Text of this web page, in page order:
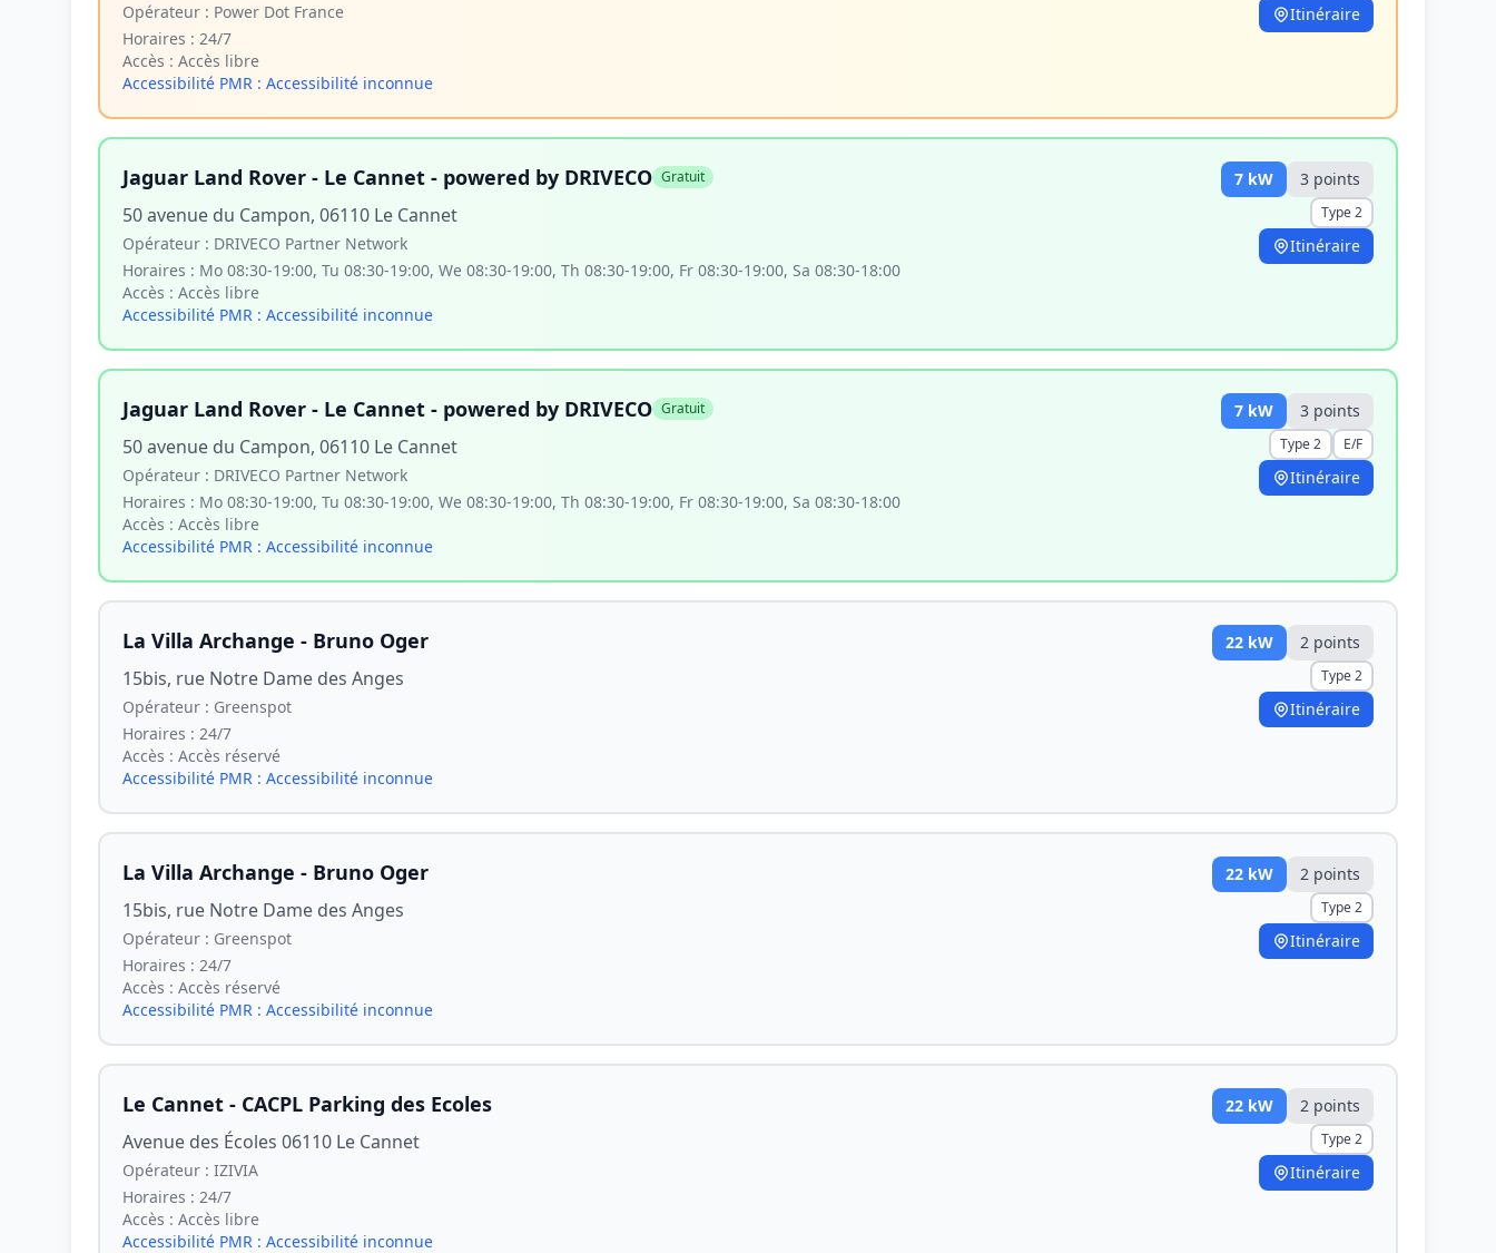
Opérateur : Power Dot France
Horaires : 24/7
Accès : Accès libre
Accessibilité PMR : Accessibilité inconnue
Itinéraire
Jaguar Land Rover - Le Cannet - powered by DRIVECO Gratuit
50 avenue du Campon, 06110 Le Cannet
Opérateur : DRIVECO Partner Network
Horaires : Mo 08:30-19:00, Tu 08:30-19:00, We 08:30-19:00, Th 08:30-19:00, Fr 08:30-19:00, Sa 08:30-18:00
Accès : Accès libre
Accessibilité PMR : Accessibilité inconnue
7 kW 3 points
Type 2
Itinéraire
Jaguar Land Rover - Le Cannet - powered by DRIVECO Gratuit
50 avenue du Campon, 06110 Le Cannet
Opérateur : DRIVECO Partner Network
Horaires : Mo 08:30-19:00, Tu 08:30-19:00, We 08:30-19:00, Th 08:30-19:00, Fr 08:30-19:00, Sa 08:30-18:00
Accès : Accès libre
Accessibilité PMR : Accessibilité inconnue
7 kW 3 points
Type 2 E/F
Itinéraire
La Villa Archange - Bruno Oger
15bis, rue Notre Dame des Anges
Opérateur : Greenspot
Horaires : 24/7
Accès : Accès réservé
Accessibilité PMR : Accessibilité inconnue
22 kW 2 points
Type 2
Itinéraire
La Villa Archange - Bruno Oger
15bis, rue Notre Dame des Anges
Opérateur : Greenspot
Horaires : 24/7
Accès : Accès réservé
Accessibilité PMR : Accessibilité inconnue
22 kW 2 points
Type 2
Itinéraire
Le Cannet - CACPL Parking des Ecoles
Avenue des Écoles 06110 Le Cannet
Opérateur : IZIVIA
Horaires : 24/7
Accès : Accès libre
Accessibilité PMR : Accessibilité inconnue
22 kW 2 points
Type 2
Itinéraire